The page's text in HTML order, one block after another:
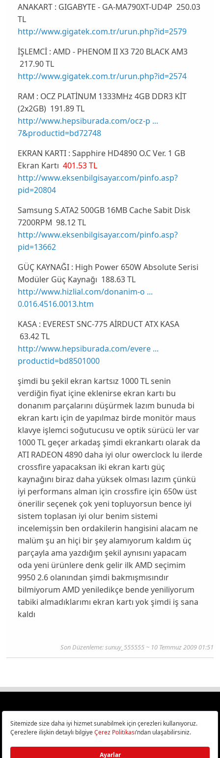
ANAKART : GIGABYTE - GA-MA790XT-UD4P 250.03
TL
http://www.gigatek.com.tr/urun.php?id=2579
İŞLEMCİ : AMD - PHENOM II X3 720 BLACK AM3
217.90 TL
http://www.gigatek.com.tr/urun.php?id=2574
RAM : OCZ PLATİNUM 1333MHz 4GB DDR3 KİT
(2x2GB) 191.89 TL
http://www.hepsiburada.com/ocz-p ...
7&productid=bd72748
EKRAN KARTI : Sapphire HD4890 O.C Ver. 1 GB
Ekran Kartı 401.53 TL
http://www.eksenbilgisayar.com/pinfo.asp?
pid=20804
Samsung S.ATA2 500GB 16MB Cache Sabit Disk
7200RPM 98.12 TL
http://www.eksenbilgisayar.com/pinfo.asp?
pid=13662
GÜÇ KAYNAĞI : High Power 650W Absolute Serisi
Modüler Güç Kaynağı 188.63 TL
http://www.hizlial.com/donanim-o ...
0.016.4516.0013.htm
KASA : EVEREST SNC-775 AİRDUCT ATX KASA
63.42 TL
http://www.hepsiburada.com/evere ...
productid=bd8501000
şimdi bu şekil ekran kartsız 1000 TL senin
verdiğin fiyat içine eklenirse ekran kartı bu
donanım parçalarını düşürmek lazım bunuda bi
ekran kartı için de yapılmaz birde monitör maus
klavye işlemci soğutucusu ve optik sürücü ler var
1000 TL geçer arkadaş şimdi ekrankartı olarak da
ATI RADEON 4890 daha iyi olur owerclock lu ilerde
crossfire yapacaksan iki ekran kartı güç
kaynağını biraz daha yüksek olması lazım çünkü
iyi performans alman için crossfire için 650w üst
önerilir seçenek çok yeni topluyorsun bence iyi
sistem toplasan iyi olur benim sistemi
incelemişsin ben ordakilerin hangisini alacam ne
malüm şu an hiçi bir şey alamıyorum kaldım üç
parçayla ama yazdığım şekil aynısını yapacam
oda yeni ürünlere denk gelir ilk AMD seçimim
9950 2.6 olanından şimdi bakmışmısındır
bilmiyorum AMD yeniledikçe bende yeniliyorum
tabiki almadıklarımı ekran kartı yok şimdi iş sana
kaldı
Son Düzenleme: sunuy_555555 ~ 10 Temmuz 2009 01:51
Türkiye
Bilişim ve Teknoloji Haberleri CHIP Online’da!